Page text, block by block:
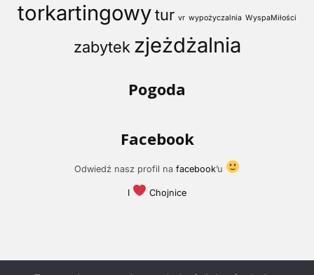
torkartingowytur vr wypożyczalnia WyspaMiłości
zabytek zjeżdżalnia
Pogoda
Facebook
Odwiedź nasz profil nafacebook’u
I Chojnice